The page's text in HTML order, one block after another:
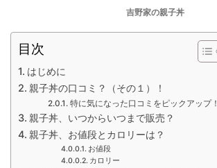
吉野家の親子丼
目次
はじめに
親子丼の口コミ？（その１）！
特に気になった口コミをピックアップ！
親子丼、いつからいつまで販売？
親子丼、お値段とカロリーは？
お値段
カロリー